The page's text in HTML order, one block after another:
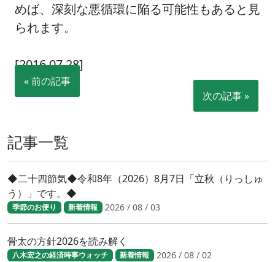
めば、深刻な悪循環に陥る可能性もあると見
られます。
[2016.07.28]
« 前の記事
次の記事 »
記事一覧
◆二十四節気◆令和8年（2026）8月7日「立秋（りっしゅ
う）」です。◆
季節のお便り 新着情報 2026 / 08 / 03
骨太の方針2026を読み解く
八木宏之の経済時事ウォッチ 新着情報 2026 / 08 / 02